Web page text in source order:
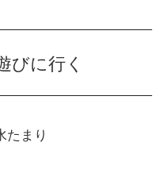
びに行く
たまり